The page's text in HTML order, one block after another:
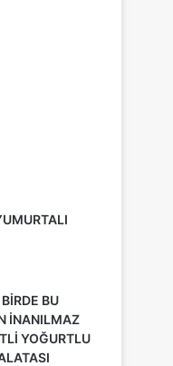
BU
İNANILMAZ
YOĞURTLU